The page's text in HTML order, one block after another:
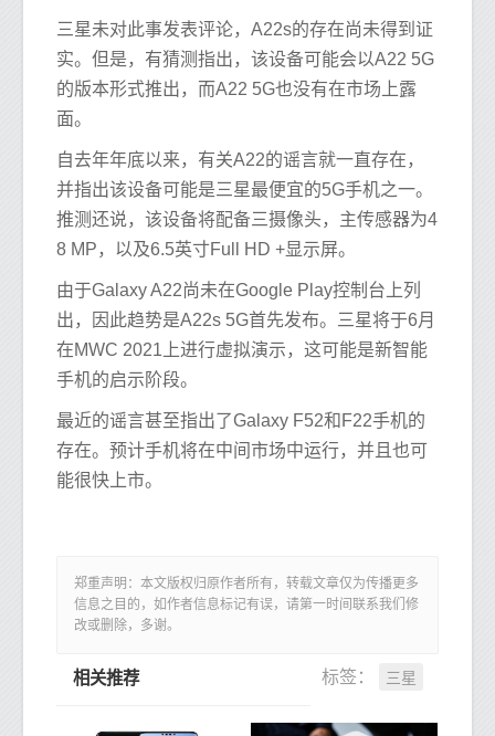
三星未对此事发表评论，A22s的存在尚未得到证
实。但是，有猜测指出，该设备可能会以A22 5G
的版本形式推出，而A22 5G也没有在市场上露
面。
自去年年底以来，有关A22的谣言就一直存在，
并指出该设备可能是三星最便宜的5G手机之一。
推测还说，该设备将配备三摄像头，主传感器为4
8 MP，以及6.5英寸Full HD +显示屏。
由于Galaxy A22尚未在Google Play控制台上列
出，因此趋势是A22s 5G首先发布。三星将于6月
在MWC 2021上进行虚拟演示，这可能是新智能
手机的启示阶段。
最近的谣言甚至指出了Galaxy F52和F22手机的
存在。预计手机将在中间市场中运行，并且也可
能很快上市。
郑重声明：本文版权归原作者所有，转载文章仅为传播更多
信息之目的，如作者信息标记有误，请第一时间联系我们修
改或删除，多谢。
标签： 三星
相关推荐